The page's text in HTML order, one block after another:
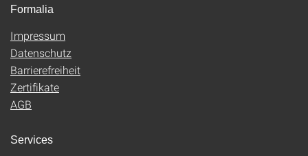
Formalia
Impressum
Datenschutz
Barrierefreiheit
Zertifikate
AGB
Services